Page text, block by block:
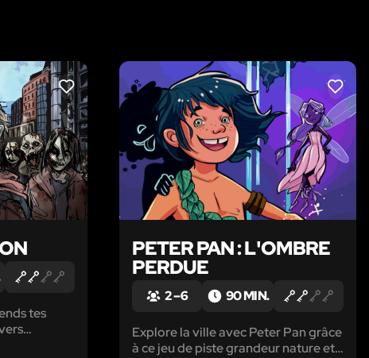
LIKE
tes
LIKE
PETER PAN : L'OMBRE
PERDUE
2 – 6 90 MIN.
Explore la ville avec Peter Pan grâce
à ce jeu de piste grandeur nature et